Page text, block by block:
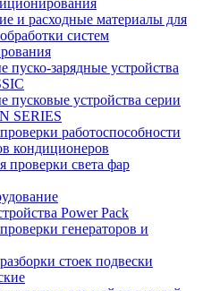
и расходные материалы для
систем
пуско-зарядные устройства
пусковые устройства серии
SERIES
работоспособности
кондиционеров
проверки света фар
Power Pack
генераторов и
стоек подвески